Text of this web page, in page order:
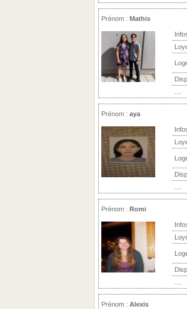
Prénom : Mathis
Prénom : aya
Prénom : Romi
Prénom : Alexis